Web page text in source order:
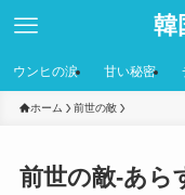
韓
ウンヒの涙 甘い秘密
ホーム 前世の敵
前世の敵-あら